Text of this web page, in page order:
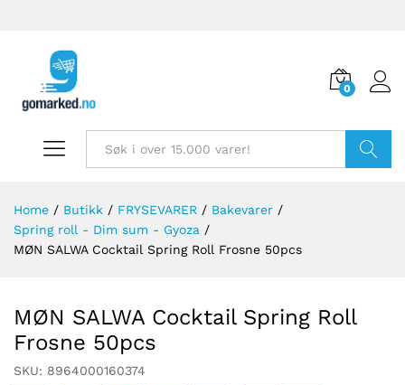
0
Home / Butikk / FRYSEVARER / Bakevarer /
Spring roll - Dim sum - Gyoza /
MØN SALWA Cocktail Spring Roll Frosne 50pcs
MØN SALWA Cocktail Spring Roll
Frosne 50pcs
SKU: 8964000160374